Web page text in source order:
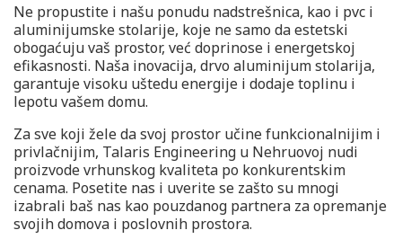
Ne propustite i našu ponudu nadstrešnica, kao i pvc i
aluminijumske stolarije, koje ne samo da estetski
obogaćuju vaš prostor, već doprinose i energetskoj
efikasnosti. Naša inovacija, drvo aluminijum stolarija,
garantuje visoku uštedu energije i dodaje toplinu i
lepotu vašem domu.
Za sve koji žele da svoj prostor učine funkcionalnijim i
privlačnijim, Talaris Engineering u Nehruovoj nudi
proizvode vrhunskog kvaliteta po konkurentskim
cenama. Posetite nas i uverite se zašto su mnogi
izabrali baš nas kao pouzdanog partnera za opremanje
svojih domova i poslovnih prostora.